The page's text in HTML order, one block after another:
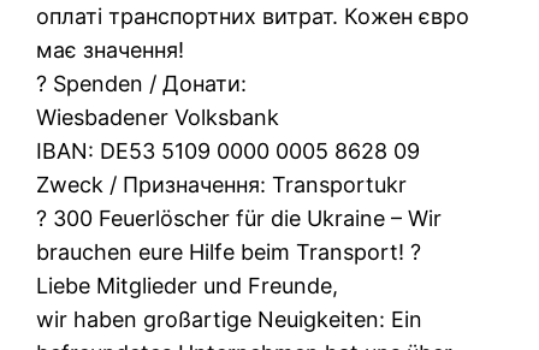
оплаті транспортних витрат. Кожен євро
має значення!
​? Spenden / Донати:
Wiesbadener Volksbank
IBAN: DE53 5109 0000 0005 8628 09
Zweck / Призначення: Transportukr
? 300 Feuerlöscher für die Ukraine – Wir
brauchen eure Hilfe beim Transport! ?
​Liebe Mitglieder und Freunde,
​wir haben großartige Neuigkeiten: Ein